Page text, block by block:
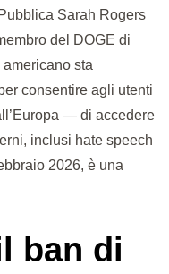
Sarah Rogers
del DOGE di
sta
consentire agli utenti
— di accedere
inclusi hate speech
2026, è una
ban di